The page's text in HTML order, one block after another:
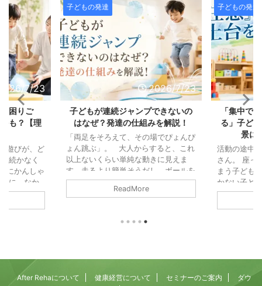
7/23
困りご
も？【理
遊びが、ど
続かなく
にかんしゃ
に、なか
除機の音
も、毎日の
ごとです。
は別々の相
子どもの発達
2026/7/23
子どもが連続ジャンプできないの
はなぜ？発達の仕組みを解説！
「両足をそろえて、その場でぴょんぴ
ょん跳ぶ」。 大人からすると、これ
以上ないくらい単純な動きに見えま
す。走るより簡単そうだし、ボールを
投げるより地味な動きと思われ鵜かも
しれません。 また「これができない
ん。 でも、運動の仕組みから見る
度でかみ合ってはじめて成立する動き
中でカラダを保つ ...
ReadMore
子どもの発達
「集中で
る」子ど
景に
活動の途中
さん。 座っ
まう子ども
かない子ど
「注意」と
そうになる
乗っていま
After Rehaについて 健康経営について セミナーのご案内
ダウ